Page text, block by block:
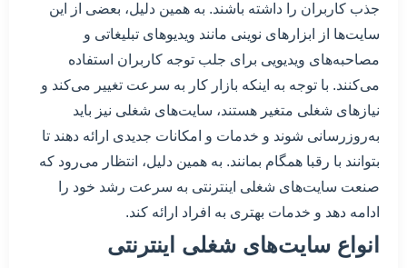
جذب کاربران را داشته باشند. به همین دلیل، بعضی از این
سایت‌ها از ابزارهای نوینی مانند ویدیو‌های تبلیغاتی و
مصاحبه‌های ویدیویی برای جلب توجه کاربران استفاده
می‌کنند. با توجه به اینکه بازار کار به سرعت تغییر می‌کند و
نیاز‌های شغلی متغیر هستند، سایت‌های شغلی نیز باید
به‌روزرسانی شوند و خدمات و امکانات جدیدی ارائه دهند تا
بتوانند با رقبا همگام بمانند. به همین دلیل، انتظار می‌رود که
صنعت سایت‌های شغلی اینترنتی به سرعت رشد خود را
ادامه دهد و خدمات بهتری به افراد ارائه کند.
انواع سایت‌های شغلی اینترنتی